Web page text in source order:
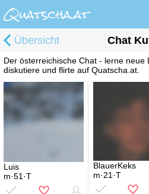
Übersicht Chat
Der österreichische Chat - lerne neue
diskutiere und flirte auf Quatscha.at.
Luis
m·51·T
BlauerKeks
m·21·T